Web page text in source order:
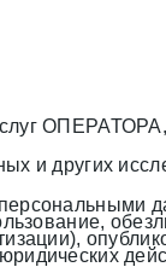
ОПЕРАТОРА,
и других